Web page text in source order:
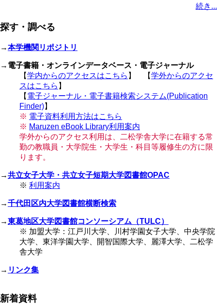
り
続き...
探す・調べる
→本学機関リポジトリ
→ 電子書籍・オンラインデータベース・電子ジャーナル
【学内からのアクセスはこちら 】 【学外からのアクセ
スはこちら 】
【 電子ジャーナル・電子書籍検索システム(Publication
Finder)】
※ 電子資料利用方法はこちら
※ Maruzen eBook Library利用案内
学外からのアクセス利用は、二松学舎大学に在籍する常
勤の教職員・大学院生・大学生・科目等履修生の方に限
ります。
→共立女子大学・共立女子短期大学図書館OPAC
※ 利用案内
→千代田区内大学図書館横断検索
→東葛地区大学図書館コンソーシアム（TULC）
※ 加盟大学：江戸川大学、川村学園女子大学、中央学院
大学、東洋学園大学、開智国際大学、麗澤大学、二松学
舎大学
→ リンク集
新着資料